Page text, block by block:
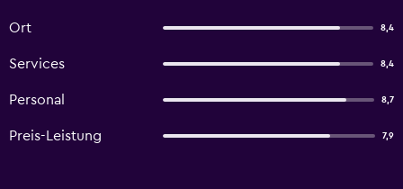
Ort 8,4
Services 8,4
Personal 8,7
Preis-Leistung 7,9